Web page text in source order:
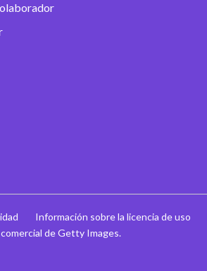
de Getty Images.
Información sobre la licencia de uso